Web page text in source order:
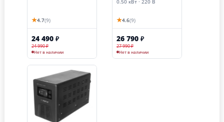
★4.7(9)
24 490 ₽
24 990 ₽
Нет в наличии
0.50 кВт · 220 В
★4.6(9)
26 790 ₽
27 990 ₽
Нет в наличии